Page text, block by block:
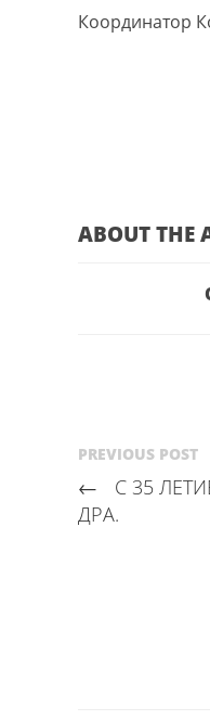
Координатор
ABOUT THE
PREVIOUS POST
←
С 35
ДРА.